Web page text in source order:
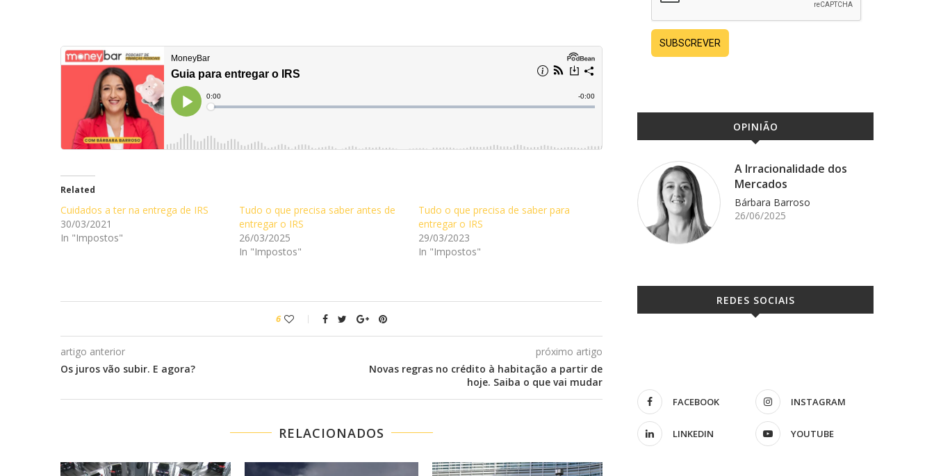
Related
Cuidados a ter na entrega de IRS
30/03/2021
In "Impostos"
Tudo o que precisa saber antes de
entregar o IRS
26/03/2025
In "Impostos"
Tudo o que precisa de saber para
entregar o IRS
29/03/2023
In "Impostos"
6
artigo anterior
Os juros vão subir. E agora?
próximo artigo
Novas regras no crédito à habitação a partir de
hoje. Saiba o que vai mudar
RELACIONADOS
SUBSCREVER
OPINIÃO
A Irracionalidade dos
Mercados
Bárbara Barroso
26/06/2025
REDES SOCIAIS
FACEBOOK INSTAGRAM
LINKEDIN YOUTUBE